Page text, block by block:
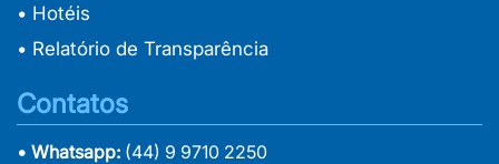
• Hotéis
• Relatório de Transparência
Contatos
• Whatsapp: (44) 9 9710 2250